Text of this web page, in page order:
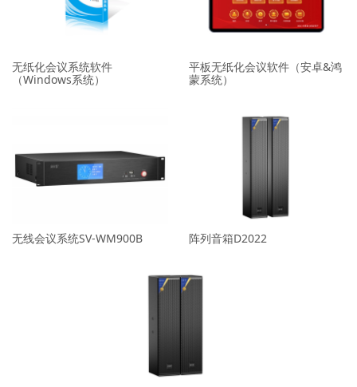
无纸化会议系统软件
（Windows系统）
平板无纸化会议软件（安卓&鸿
蒙系统）
无线会议系统SV-WM900B 阵列音箱D2022